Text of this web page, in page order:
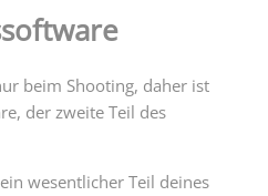
beim Shooting, daher ist
der zweite Teil des
wesentlicher Teil deines